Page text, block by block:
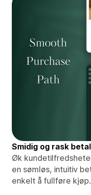
Smidig og rask
Øk
en sømløs, intuitiv
enkelt å fullføre kjøp.